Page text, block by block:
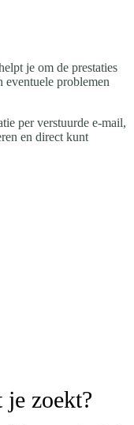
je om de prestaties
eventuele problemen
per verstuurde e-mail,
en direct kunt
zoekt?